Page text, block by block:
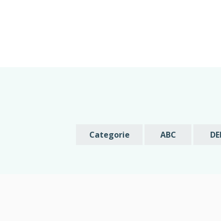
Categorie ABC